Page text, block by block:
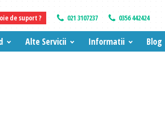
de suport ? 021 3107237 0356 442424
Alte Servicii Informatii Blog